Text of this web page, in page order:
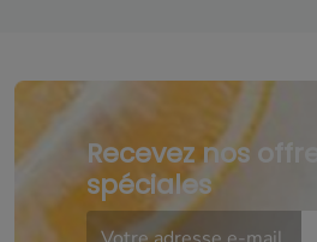
Recevez nos offres
spéciales